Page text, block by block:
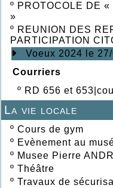
º PROTOCOLE DE
»
º REUNION DES
PARTICIPATION
Voeux 2024 le
Courriers
º RD 656 et
La vie locale
º Cours de gym
º Evènement au
º Musee Pierre
º Théâtre
º Travaux de